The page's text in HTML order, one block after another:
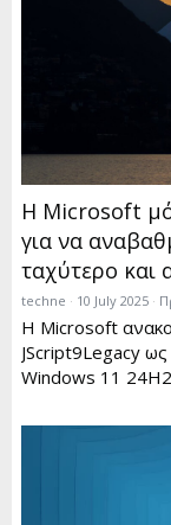
Η Microsoft
για να
ταχύτερο και
techne 10 July 2025
Η Microsoft
JScript9Legacy
Windows 11 24H2